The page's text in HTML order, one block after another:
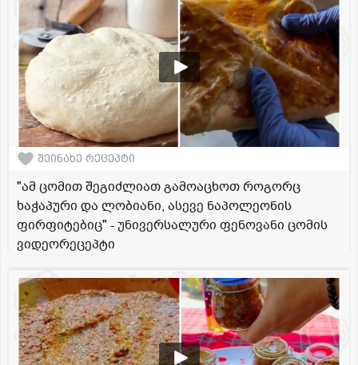
შეინახე რეცეპტი
"ამ ცომით შეგიძლიათ გამოაცხოთ როგორც
ხაჭაპური და ლობიანი, ასევე ნაპოლეონის
ფირფიტებიც" - უნივერსალური ფენოვანი ცომის
ვიდეორეცეპტი